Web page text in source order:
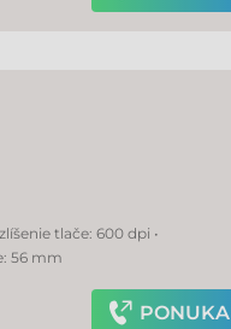
tlače: 600 dpi •
56 mm
PONUKA